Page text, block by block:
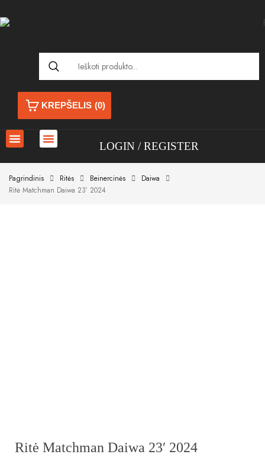
KREPŠELIS (0)
LOGIN REGISTER
Pagrindinis Ritės Beinercinės
Daiwa
Ritė Matchman Daiwa 23′ 2024
Ritė Matchman Daiwa 23′ 2024